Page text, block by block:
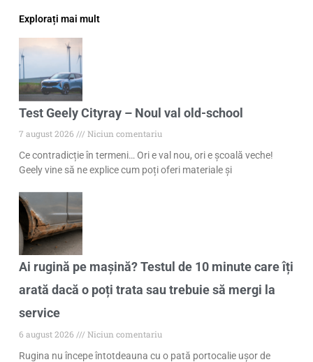
Explorați mai mult
Test Geely Cityray – Noul val old-school
7 august 2026
Niciun comentariu
Ce contradicție în termeni… Ori e val nou, ori e școală veche!
Geely vine să ne explice cum poți oferi materiale și
Ai rugină pe mașină? Testul de 10 minute care îți
arată dacă o poți trata sau trebuie să mergi la
service
6 august 2026
Niciun comentariu
Rugina nu începe întotdeauna cu o pată portocalie ușor de